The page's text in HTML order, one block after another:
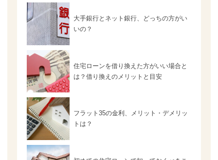
大手銀行とネット銀行、どっちの方がい
いの？
住宅ローンを借り換えた方がいい場合と
は？借り換えのメリットと目安
フラット35の金利、メリット・デメリッ
トは？